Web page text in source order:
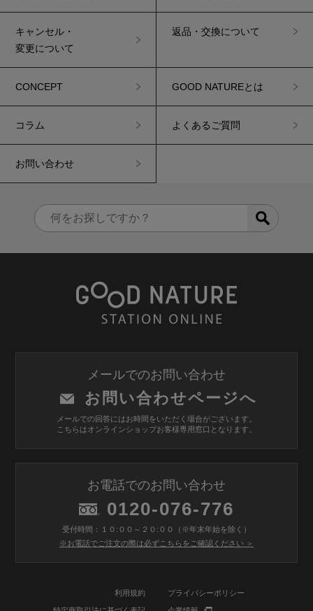
キャンセル・
変更について
返品・交換について
CONCEPT GOOD NATUREとは
コラム よくあるご質問
お問い合わせ
メールでのお問い合わせ
お問い合わせページへ
メールでの回答にはお時間をいただく場合がございます。
こちらはオンラインショップお客様専用窓口となります。
お電話でのお問い合わせ
0120-076-776
受付時間：１０:００～２０:００（※年末年始を除く）
※お電話でご注文の際は必ずこちらをご確認ください ＞
利用規約 プライバシーポリシー